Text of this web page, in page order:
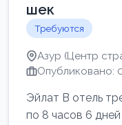
шек
Требуются
Азур (Центр
Опубликовано:
Эйлат В отель
по 8 часов 6